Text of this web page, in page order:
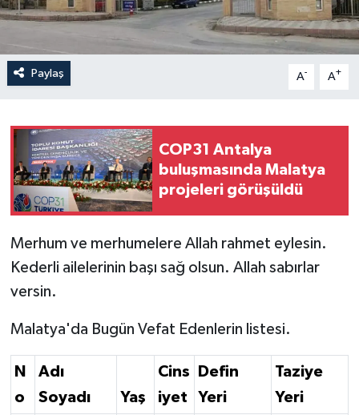
Paylaş A- A+
COP31 Antalya
buluşmasında Malatya
projeleri görüşüldü
Merhum ve merhumelere Allah rahmet eylesin.
Kederli ailelerinin başı sağ olsun. Allah sabırlar
versin.
Malatya'da Bugün Vefat Edenlerin listesi.
N
o
Adı
Soyadı
Yaş
Cins
iyet
Defin
Yeri
Taziye
Yeri
Teknoloji
Yaşam